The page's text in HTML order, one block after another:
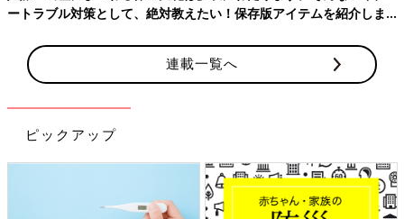
ートラブル対策として、絶対教えたい！保存版アイテムを紹介しま
連載一覧へ
ピックアップ